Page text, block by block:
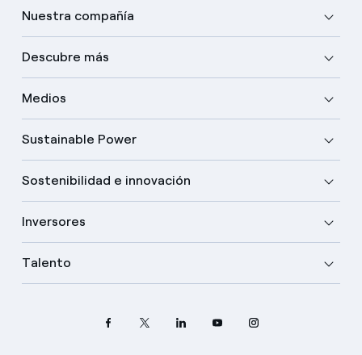
Nuestra compañía
Descubre más
Medios
Sustainable Power
Sostenibilidad e innovación
Inversores
Talento